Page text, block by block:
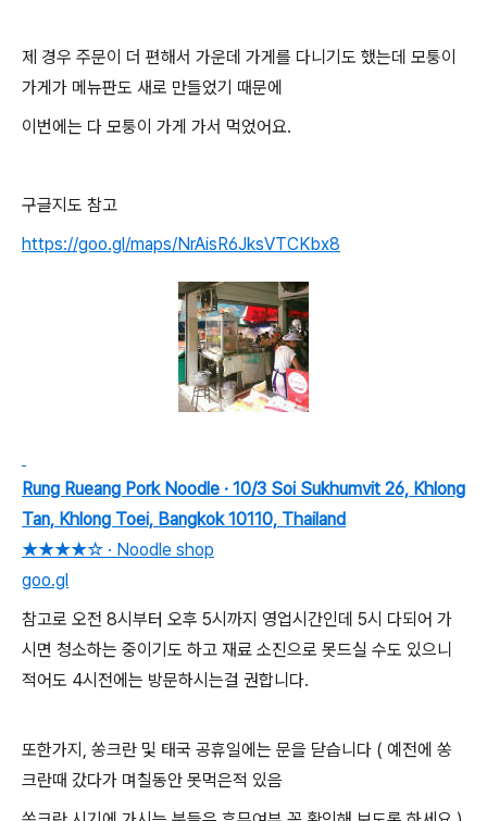
제 경우 주문이 더 편해서 가운데 가게를 다니기도 했는데 모퉁이
가게가 메뉴판도 새로 만들었기 때문에
이번에는 다 모퉁이 가게 가서 먹었어요.
구글지도 참고
https://goo.gl/maps/NrAisR6JksVTCKbx8
Rung Rueang Pork Noodle · 10/3 Soi Sukhumvit 26, Khlong
Tan, Khlong Toei, Bangkok 10110, Thailand
★★★★☆ · Noodle shop
goo.gl
참고로 오전 8시부터 오후 5시까지 영업시간인데 5시 다되어 가
시면 청소하는 중이기도 하고 재료 소진으로 못드실 수도 있으니
적어도 4시전에는 방문하시는걸 권합니다.
또한가지, 쏭크란 및 태국 공휴일에는 문을 닫습니다 ( 예전에 쏭
크란때 갔다가 며칠동안 못먹은적 있음